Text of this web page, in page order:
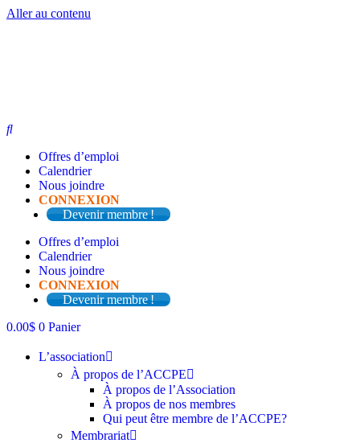
Aller au contenu
Offres d’emploi
Calendrier
Nous joindre
CONNEXION
Devenir membre !
Offres d’emploi
Calendrier
Nous joindre
CONNEXION
Devenir membre !
0.00$ 0 Panier
L’association
À propos de l’ACCPE
À propos de l’Association
À propos de nos membres
Qui peut être membre de l’ACCPE?
Membrariat